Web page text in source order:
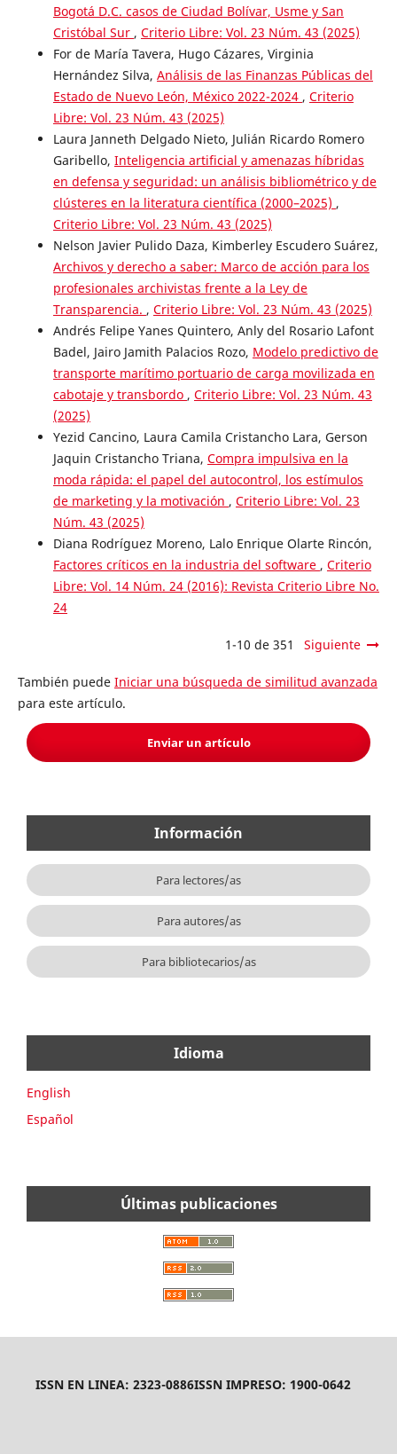
Bogotá D.C. casos de Ciudad Bolívar, Usme y San
Cristóbal Sur , Criterio Libre: Vol. 23 Núm. 43 (2025)
For de María Tavera, Hugo Cázares, Virginia
Hernández Silva, Análisis de las Finanzas Públicas del
Estado de Nuevo León, México 2022-2024 , Criterio
Libre: Vol. 23 Núm. 43 (2025)
Laura Janneth Delgado Nieto, Julián Ricardo Romero
Garibello, Inteligencia artificial y amenazas híbridas
en defensa y seguridad: un análisis bibliométrico y de
clústeres en la literatura científica (2000–2025) ,
Criterio Libre: Vol. 23 Núm. 43 (2025)
Nelson Javier Pulido Daza, Kimberley Escudero Suárez,
Archivos y derecho a saber: Marco de acción para los
profesionales archivistas frente a la Ley de
Transparencia. , Criterio Libre: Vol. 23 Núm. 43 (2025)
Andrés Felipe Yanes Quintero, Anly del Rosario Lafont
Badel, Jairo Jamith Palacios Rozo, Modelo predictivo de
transporte marítimo portuario de carga movilizada en
cabotaje y transbordo , Criterio Libre: Vol. 23 Núm. 43
(2025)
Yezid Cancino, Laura Camila Cristancho Lara, Gerson
Jaquin Cristancho Triana, Compra impulsiva en la
moda rápida: el papel del autocontrol, los estímulos
de marketing y la motivación , Criterio Libre: Vol. 23
Núm. 43 (2025)
Diana Rodríguez Moreno, Lalo Enrique Olarte Rincón,
Factores críticos en la industria del software , Criterio
Libre: Vol. 14 Núm. 24 (2016): Revista Criterio Libre No.
24
1-10 de 351 Siguiente
También puede Iniciar una búsqueda de similitud avanzada
para este artículo.
Enviar un artículo
Información
Para lectores/as
Para autores/as
Para bibliotecarios/as
Idioma
English
Español
Últimas publicaciones
ISSN EN LINEA: 2323-0886ISSN IMPRESO: 1900-0642